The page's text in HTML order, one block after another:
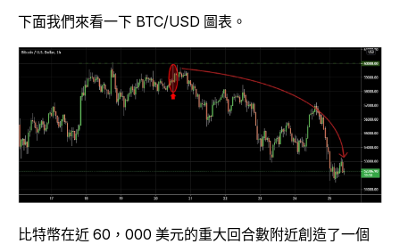
下面我們來看一下 BTC/USD 圖表。
比特幣在近 60，000 美元的重大回合數附近創造了一個